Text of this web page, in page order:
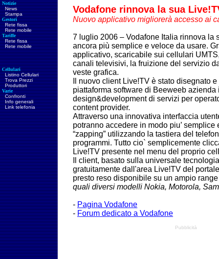
Notizie
News
Stampa
Gestori
Rete fissa
Rete mobile
Tariffe
Rete fissa
Rete mobile
Cellulari
Listino Cellulari
Trova Prezzi
Produttori
Varie
Confronti
Info generali
Link telefonia
Vodafone rinnova la sua
Nuovo applicativo migliorerà accesso ai
7 luglio 2006 – Vodafone Italia rinnova la
ancora più semplice e veloce da usare.
applicativo, scaricabile sui cellulari
canali televisivi, la fruizione del servizio
veste grafica.
Il nuovo client Live!TV è stato disegnato
piattaforma software di Beeweeb
design&development di servizi per
content provider.
Attraverso una innovativa interfaccia
potranno accedere in modo piu’
“zapping” utilizzando la tastiera del
programmi. Tutto cio` semplicemente
Live!TV presente nel menu del proprio
Il client, basato sulla universale
gratuitamente dall'area Live!TV del
presto reso disponibile su un ampio
quali diversi modelli Nokia, Motorola,
- Pagina Vodafone
- Forum dedicato a Vodafone
Pubblicità